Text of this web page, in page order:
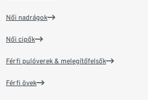
Női nadrágok
Női cipők
Férfi pulóverek & melegítőfelsők
Férfi övek